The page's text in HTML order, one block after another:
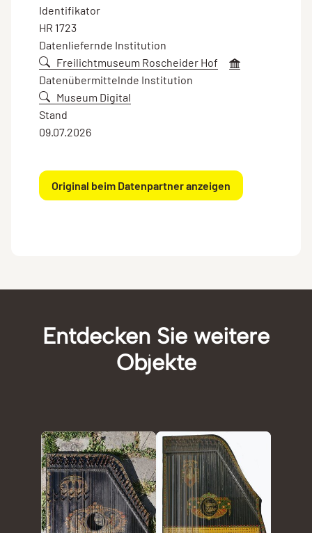
Identifikator
HR 1723
Datenliefernde Institution
Freilichtmuseum Roscheider Hof
Datenübermittelnde Institution
Museum Digital
Stand
09.07.2026
Original beim Datenpartner anzeigen
Entdecken Sie weitere
Objekte